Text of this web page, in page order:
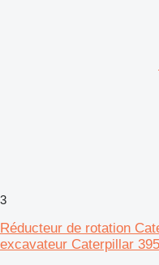
3
Réducteur de rotation
excavateur Caterpillar